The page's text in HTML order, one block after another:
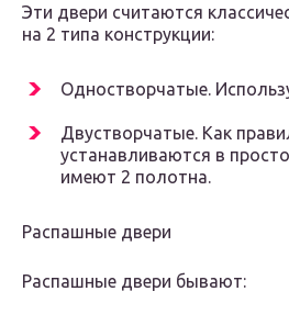
Эти двери считаются
на 2 типа конструкции:
Одностворчатые.
Двустворчатые. Как
устанавливаются в
имеют 2 полотна.
Распашные двери
Распашные двери бывают: